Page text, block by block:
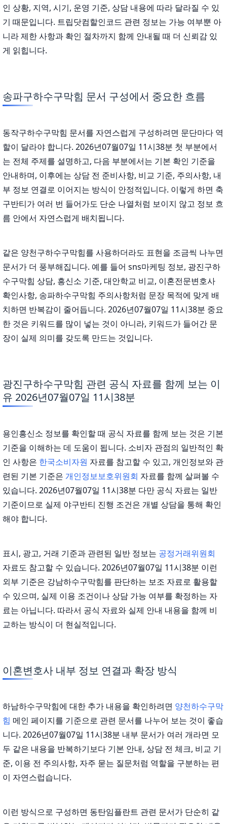
인 상황, 지역, 시기, 운영 기준, 상담 내용에 따라 달라질 수 있
기 때문입니다. 트립닷컴할인코드 관련 정보는 가능 여부뿐 아
니라 제한 사항과 확인 절차까지 함께 안내될 때 더 신뢰감 있
게 읽힙니다.
송파구하수구막힘 문서 구성에서 중요한 흐름
동작구하수구막힘 문서를 자연스럽게 구성하려면 문단마다 역
할이 달라야 합니다. 2026년07월07일 11시38분 첫 부분에서
는 전체 주제를 설명하고, 다음 부분에서는 기본 확인 기준을
안내하며, 이후에는 상담 전 준비사항, 비교 기준, 주의사항, 내
부 정보 연결로 이어지는 방식이 안정적입니다. 이렇게 하면 축
구반티가 여러 번 들어가도 단순 나열처럼 보이지 않고 정보 흐
름 안에서 자연스럽게 배치됩니다.
같은 양천구하수구막힘를 사용하더라도 표현을 조금씩 나누면
문서가 더 풍부해집니다. 예를 들어 sns마케팅 정보, 광진구하
수구막힘 상담, 흥신소 기준, 대안학교 비교, 이혼전문변호사
확인사항, 송파하수구막힘 주의사항처럼 문장 목적에 맞게 배
치하면 반복감이 줄어듭니다. 2026년07월07일 11시38분 중요
한 것은 키워드를 많이 넣는 것이 아니라, 키워드가 들어간 문
장이 실제 의미를 갖도록 만드는 것입니다.
광진구하수구막힘 관련 공식 자료를 함께 보는 이
유 2026년07월07일 11시38분
용인흥신소 정보를 확인할 때 공식 자료를 함께 보는 것은 기본
기준을 이해하는 데 도움이 됩니다. 소비자 관점의 일반적인 확
인 사항은 한국소비자원 자료를 참고할 수 있고, 개인정보와 관
련된 기본 기준은 개인정보보호위원회 자료를 함께 살펴볼 수
있습니다. 2026년07월07일 11시38분 다만 공식 자료는 일반
기준이므로 실제 야구반티 진행 조건은 개별 상담을 통해 확인
해야 합니다.
표시, 광고, 거래 기준과 관련된 일반 정보는 공정거래위원회
자료도 참고할 수 있습니다. 2026년07월07일 11시38분 이런
외부 기준은 강남하수구막힘를 판단하는 보조 자료로 활용할
수 있으며, 실제 이용 조건이나 상담 가능 여부를 확정하는 자
료는 아닙니다. 따라서 공식 자료와 실제 안내 내용을 함께 비
교하는 방식이 더 현실적입니다.
이혼변호사 내부 정보 연결과 확장 방식
하남하수구막힘에 대한 추가 내용을 확인하려면 양천하수구막
힘 메인 페이지를 기준으로 관련 문서를 나누어 보는 것이 좋습
니다. 2026년07월07일 11시38분 내부 문서가 여러 개라면 모
두 같은 내용을 반복하기보다 기본 안내, 상담 전 체크, 비교 기
준, 이용 전 주의사항, 자주 묻는 질문처럼 역할을 구분하는 편
이 자연스럽습니다.
이런 방식으로 구성하면 동탄임플란트 관련 문서가 단순히 같